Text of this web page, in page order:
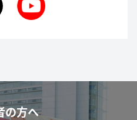
の方へ